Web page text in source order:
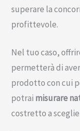
superare la
profittevole.
Nel tuo caso,
permetterà di
prodotto con cui
potrai misurare
costretto a